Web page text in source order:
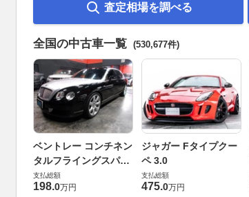
査定相場を調べる
全国の中古車一覧 (530,677件)
ベントレー コンチネン
タルフライングスパー
6.0 4WD
支払総額
198.0万円
ジャガー Fタイプクー
ペ 3.0
支払総額
475.0万円